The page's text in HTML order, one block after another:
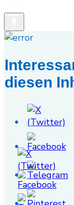
diesen